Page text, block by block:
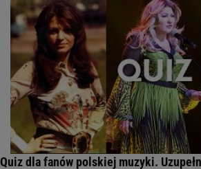
Quiz dla fanów polskiej muzyki.